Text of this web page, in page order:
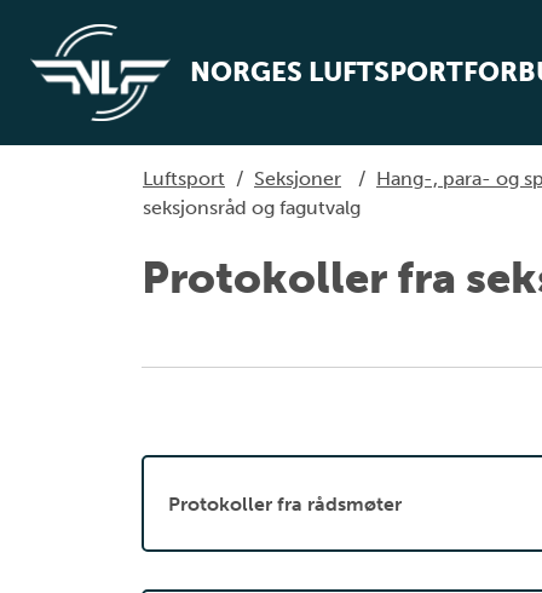
NORGES
Luftsport / Seksjoner / Hang-, para- og
seksjonsråd og fagutvalg
Protokoller fra
Protokoller fra rådsmøter